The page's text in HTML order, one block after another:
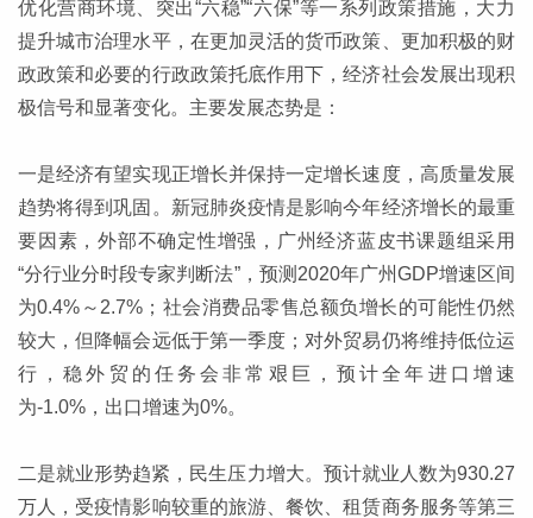
优化营商环境、突出“六稳”“六保”等一系列政策措施，大力
提升城市治理水平，在更加灵活的货币政策、更加积极的财
政政策和必要的行政政策托底作用下，经济社会发展出现积
极信号和显著变化。主要发展态势是：
一是经济有望实现正增长并保持一定增长速度，高质量发展
趋势将得到巩固。新冠肺炎疫情是影响今年经济增长的最重
要因素，外部不确定性增强，广州经济蓝皮书课题组采用
“分行业分时段专家判断法”，预测2020年广州GDP增速区间
为0.4%～2.7%；社会消费品零售总额负增长的可能性仍然
较大，但降幅会远低于第一季度；对外贸易仍将维持低位运
行，稳外贸的任务会非常艰巨，预计全年进口增速
为-1.0%，出口增速为0%。
二是就业形势趋紧，民生压力增大。预计就业人数为930.27
万人，受疫情影响较重的旅游、餐饮、租赁商务服务等第三